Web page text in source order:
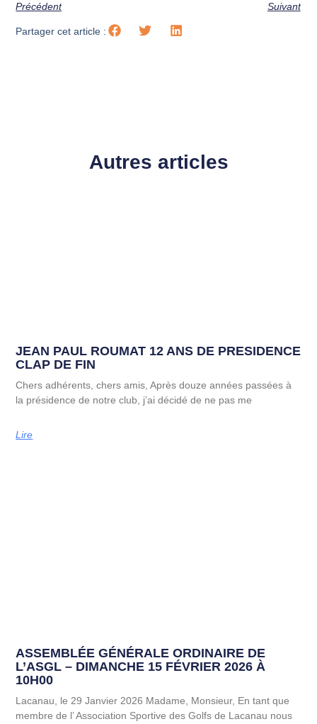
Précédent Suivant
Partager cet article :
Autres articles
JEAN PAUL ROUMAT 12 ANS DE PRESIDENCE
CLAP DE FIN
Chers adhérents, chers amis, Après douze années passées à
la présidence de notre club, j’ai décidé de ne pas me
Lire
ASSEMBLÉE GÉNÉRALE ORDINAIRE DE
L’ASGL – DIMANCHE 15 FÉVRIER 2026 À
10H00
Lacanau, le 29 Janvier 2026 Madame, Monsieur, En tant que
membre de l’ Association Sportive des Golfs de Lacanau nous